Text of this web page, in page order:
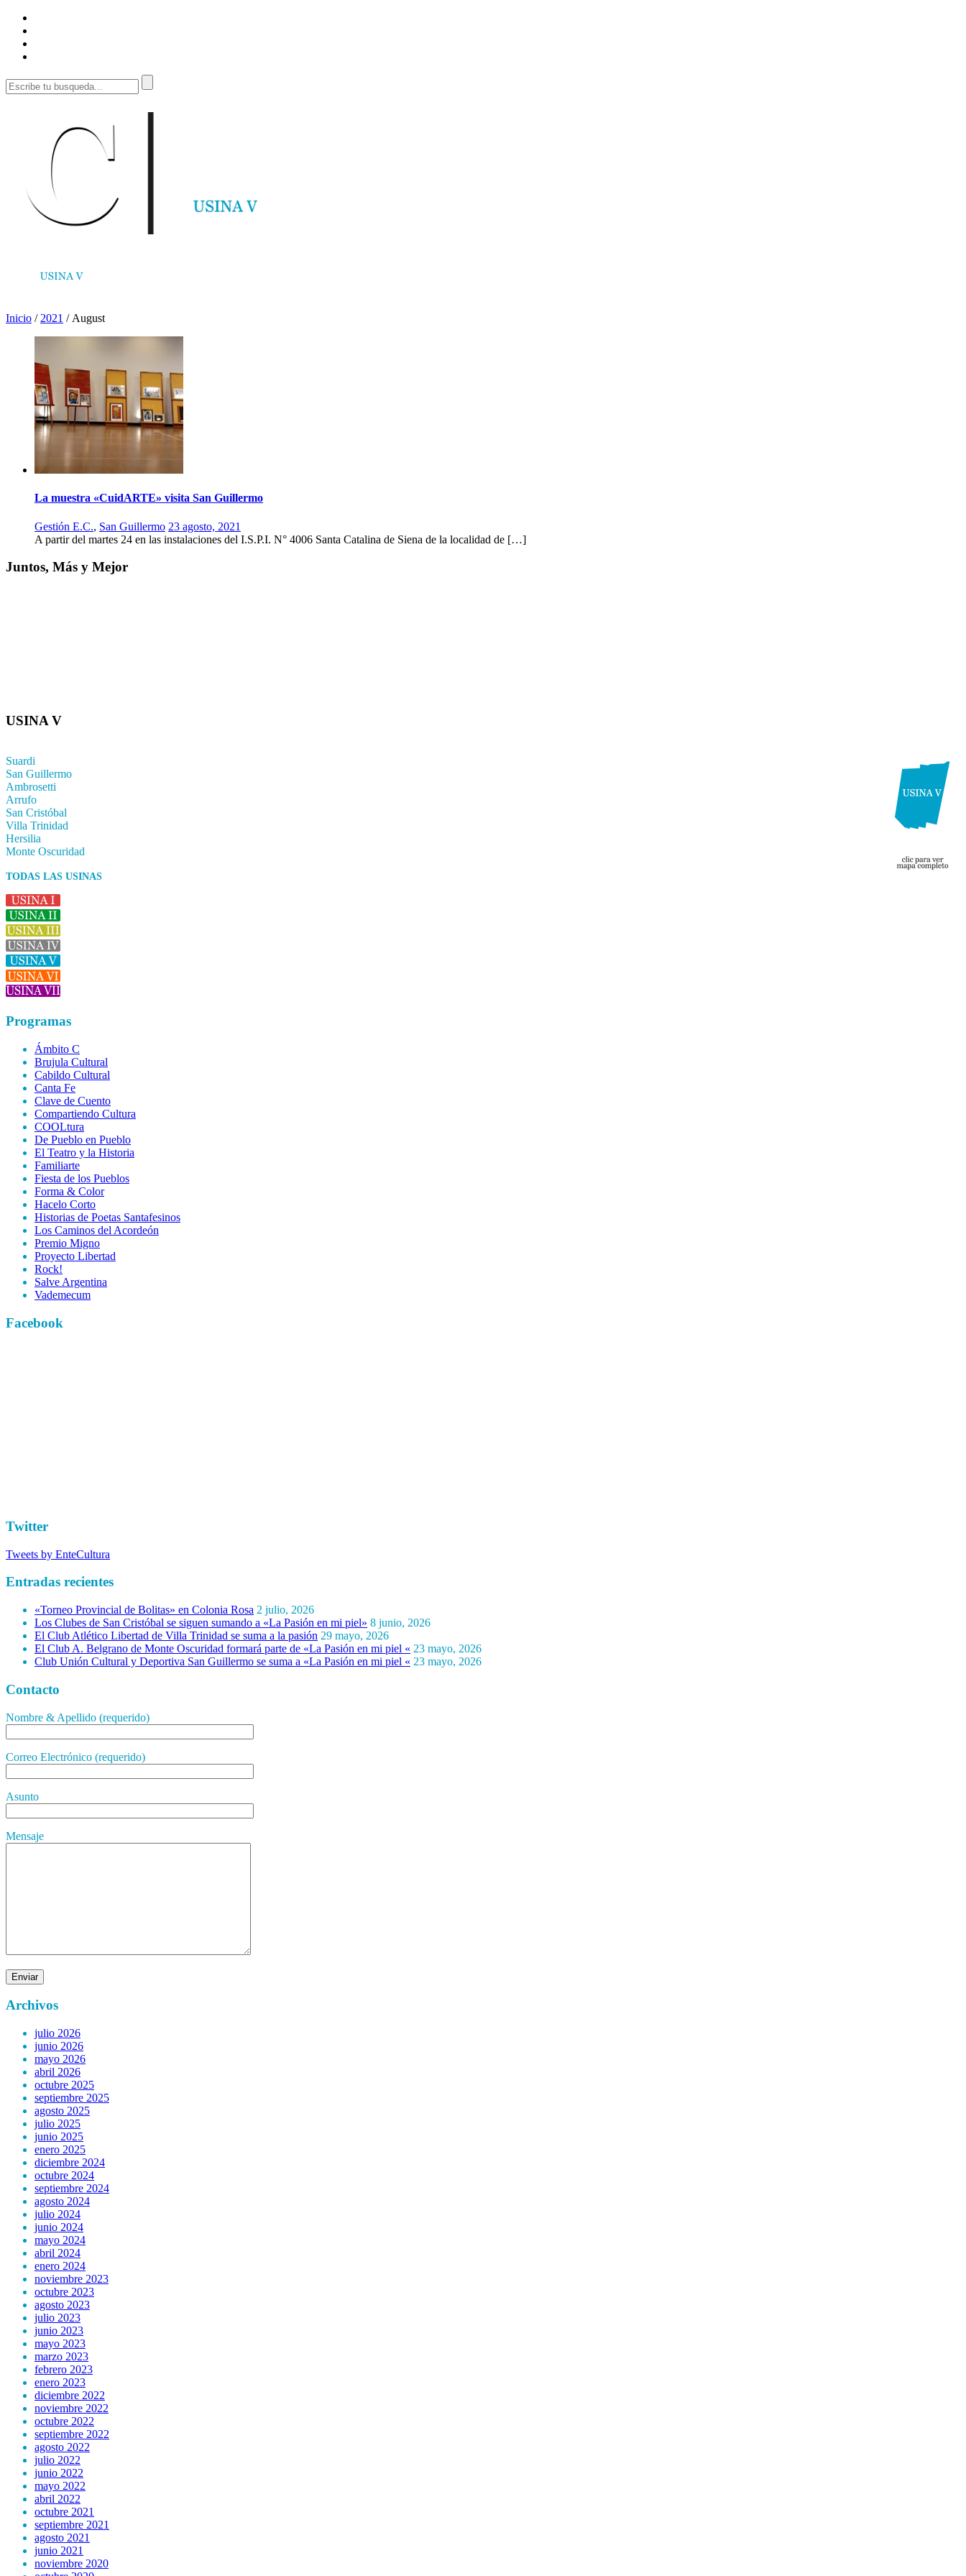
Inicio / 2021 / August
La muestra «CuidARTE» visita San Guillermo
Gestión E.C., San Guillermo 23 agosto, 2021
A partir del martes 24 en las instalaciones del I.S.P.I. N° 4006 Santa Catalina de Siena de la localidad de […]
Juntos, Más y Mejor
USINA V
Suardi
San Guillermo
Ambrosetti
Arrufo
San Cristóbal
Villa Trinidad
Hersilia
Monte Oscuridad
TODAS LAS USINAS
Programas
Ámbito C
Brujula Cultural
Cabildo Cultural
Canta Fe
Clave de Cuento
Compartiendo Cultura
COOLtura
De Pueblo en Pueblo
El Teatro y la Historia
Familiarte
Fiesta de los Pueblos
Forma & Color
Hacelo Corto
Historias de Poetas Santafesinos
Los Caminos del Acordeón
Premio Migno
Proyecto Libertad
Rock!
Salve Argentina
Vademecum
Facebook
Twitter
Tweets by EnteCultura
Entradas recientes
«Torneo Provincial de Bolitas» en Colonia Rosa 2 julio, 2026
Los Clubes de San Cristóbal se siguen sumando a «La Pasión en mi piel» 8 junio, 2026
El Club Atlético Libertad de Villa Trinidad se suma a la pasión 29 mayo, 2026
El Club A. Belgrano de Monte Oscuridad formará parte de «La Pasión en mi piel « 23 mayo, 2026
Club Unión Cultural y Deportiva San Guillermo se suma a «La Pasión en mi piel « 23 mayo, 2026
Contacto
Nombre & Apellido (requerido)
Correo Electrónico (requerido)
Asunto
Mensaje
Archivos
julio 2026
junio 2026
mayo 2026
abril 2026
octubre 2025
septiembre 2025
agosto 2025
julio 2025
junio 2025
enero 2025
diciembre 2024
octubre 2024
septiembre 2024
agosto 2024
julio 2024
junio 2024
mayo 2024
abril 2024
enero 2024
noviembre 2023
octubre 2023
agosto 2023
julio 2023
junio 2023
mayo 2023
marzo 2023
febrero 2023
enero 2023
diciembre 2022
noviembre 2022
octubre 2022
septiembre 2022
agosto 2022
julio 2022
junio 2022
mayo 2022
abril 2022
octubre 2021
septiembre 2021
agosto 2021
junio 2021
noviembre 2020